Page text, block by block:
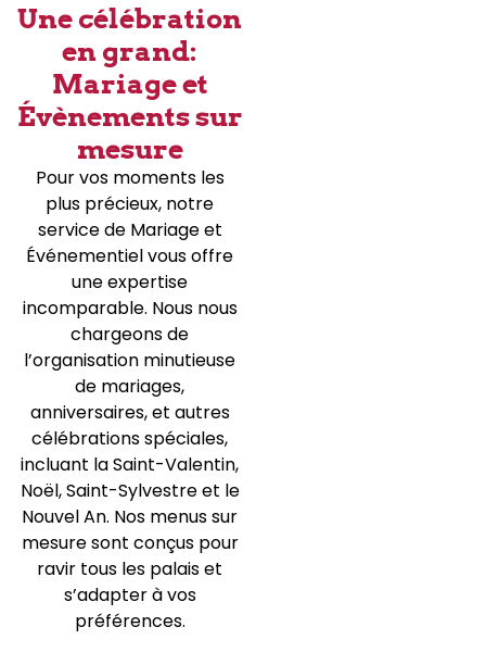
Une célébration
en grand:
Mariage et
Évènements sur
mesure
Pour vos moments les
plus précieux, notre
service de Mariage et
Événementiel vous offre
une expertise
incomparable. Nous nous
chargeons de
l’organisation minutieuse
de mariages,
anniversaires, et autres
célébrations spéciales,
incluant la Saint-Valentin,
Noël, Saint-Sylvestre et le
Nouvel An. Nos menus sur
mesure sont conçus pour
ravir tous les palais et
s’adapter à vos
préférences.